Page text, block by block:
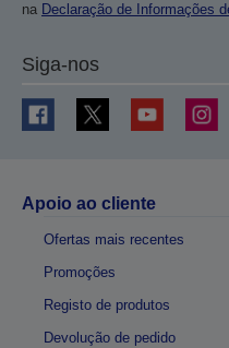
na Declaração de Informações
Siga-nos
Apoio ao cliente
Ofertas mais recentes
Promoções
Registo de produtos
Devolução de pedido